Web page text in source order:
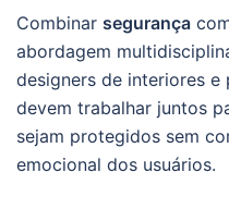
Combinar segurança
abordagem
designers de interiores e
devem trabalhar juntos
sejam protegidos sem
emocional dos usuários.